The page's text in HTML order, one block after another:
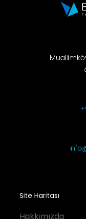
Site Haritası
Hakkımızda